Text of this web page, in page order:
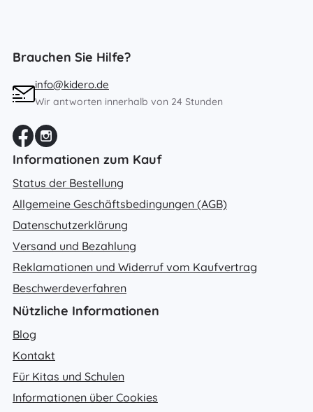
Brauchen Sie Hilfe?
info@kidero.de
Wir antworten innerhalb von 24 Stunden
Informationen zum Kauf
Status der Bestellung
Allgemeine Geschäftsbedingungen (AGB)
Datenschutzerklärung
Versand und Bezahlung
Reklamationen und Widerruf vom Kaufvertrag
Beschwerdeverfahren
Nützliche Informationen
Blog
Kontakt
Für Kitas und Schulen
Informationen über Cookies